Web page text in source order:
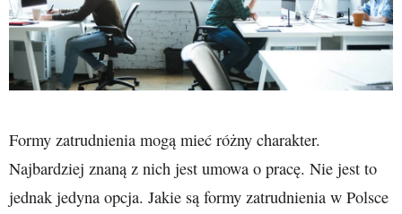
Formy zatrudnienia mogą mieć różny charakter.
Najbardziej znaną z nich jest umowa o pracę. Nie jest to
jednak jedyna opcja. Jakie są formy zatrudnienia w Polsce